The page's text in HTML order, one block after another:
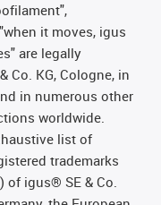
it moves, igus
are legally
Co. KG, Cologne, in
in numerous other
worldwide.
list of
trademarks
of igus® SE & Co.